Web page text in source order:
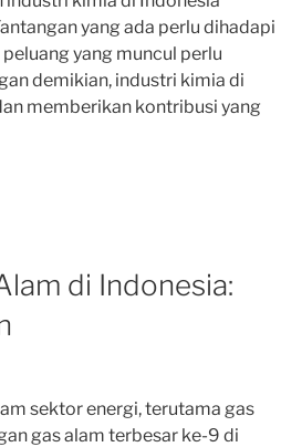
yang ada perlu dihadapi
yang muncul perlu
demikian, industri kimia di
memberikan kontribusi yang
di Indonesia:
sektor energi, terutama gas
gas alam terbesar ke-9 di